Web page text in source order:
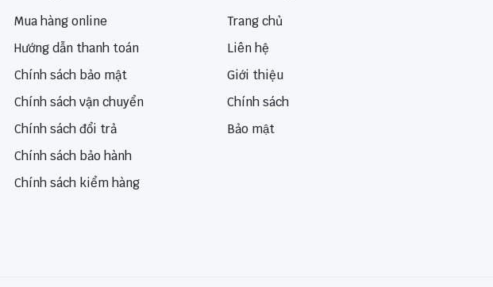
Mua hàng online
Hướng dẫn thanh toán
Chính sách bảo mật
Chính sách vận chuyển
Chính sách đổi trả
Chính sách bảo hành
Chính sách kiểm hàng
Trang chủ
Liên hệ
Giới thiệu
Chính sách
Bảo mật